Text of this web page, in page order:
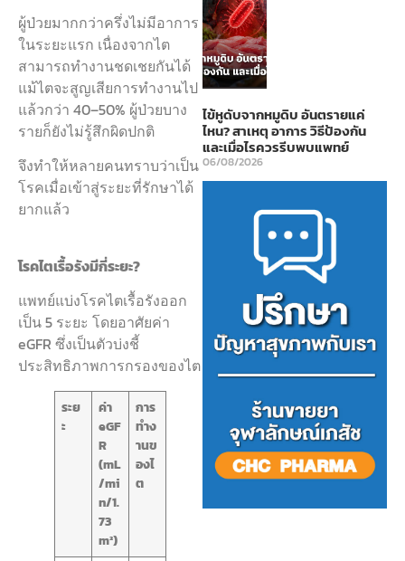
ผู้ป่วยมากกว่าครึ่งไม่มีอาการ
ในระยะแรก เนื่องจากไต
สามารถทำงานชดเชยกันได้
แม้ไตจะสูญเสียการทำงานไป
แล้วกว่า 40–50% ผู้ป่วยบาง
รายก็ยังไม่รู้สึกผิดปกติ
จึงทำให้หลายคนทราบว่าเป็น
โรคเมื่อเข้าสู่ระยะที่รักษาได้
ยากแล้ว
โรคไตเรื้อรังมีกี่ระยะ?
แพทย์แบ่งโรคไตเรื้อรังออก
เป็น 5 ระยะ โดยอาศัยค่า
eGFR ซึ่งเป็นตัวบ่งชี้
ประสิทธิภาพการกรองของไต
ระย
ะ
ค่า
eGF
R
(mL
/mi
n/1.
73
m²)
การ
ทำง
านข
องไ
ต
ไข้หูดับจากหมูดิบ อันตรายแค่
ไหน? สาเหตุ อาการ วิธีป้องกัน
และเมื่อไรควรรีบพบแพทย์
06/08/2026